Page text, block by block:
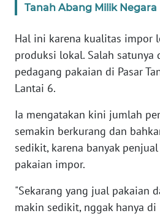
Tanah Abang Milik Negara
Hal ini karena kualitas impor
produksi lokal. Salah satunya
pedagang pakaian di Pasar
Lantai 6.
Ia mengatakan kini jumlah
semakin berkurang dan
sedikit, karena banyak
pakaian impor.
"Sekarang yang jual pakaian
makin sedikit, nggak hanya
IKLAN
TENTANG
KAMI
PEDOMAN
REDAKSI
DISCLAIMER